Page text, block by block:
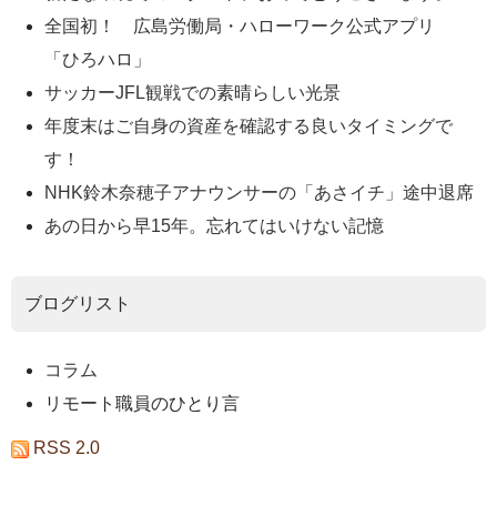
全国初！ 広島労働局・ハローワーク公式アプリ
「ひろハロ」
サッカーJFL観戦での素晴らしい光景
年度末はご自身の資産を確認する良いタイミングで
す！
NHK鈴木奈穂子アナウンサーの「あさイチ」途中退席
あの日から早15年。忘れてはいけない記憶
ブログリスト
コラム
リモート職員のひとり言
RSS 2.0